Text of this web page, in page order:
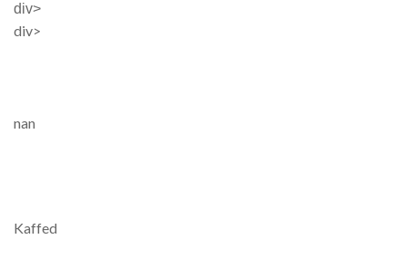
div>
div>
nan
Kaffed